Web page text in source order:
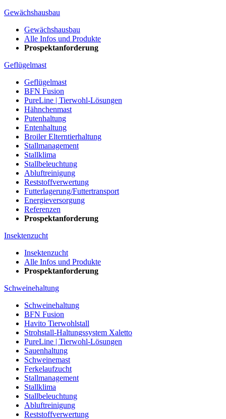
Gewächshausbau
Gewächshausbau
Alle Infos und Produkte
Prospektanforderung
Geflügelmast
Geflügelmast
BFN Fusion
PureLine | Tierwohl-Lösungen
Hähnchenmast
Putenhaltung
Entenhaltung
Broiler Elterntierhaltung
Stallmanagement
Stallklima
Stallbeleuchtung
Abluftreinigung
Reststoffverwertung
Futterlagerung/Futtertransport
Energieversorgung
Referenzen
Prospektanforderung
Insektenzucht
Insektenzucht
Alle Infos und Produkte
Prospektanforderung
Schweinehaltung
Schweinehaltung
BFN Fusion
Havito Tierwohlstall
Strohstall-Haltungssystem Xaletto
PureLine | Tierwohl-Lösungen
Sauenhaltung
Schweinemast
Ferkelaufzucht
Stallmanagement
Stallklima
Stallbeleuchtung
Abluftreinigung
Reststoffverwertung